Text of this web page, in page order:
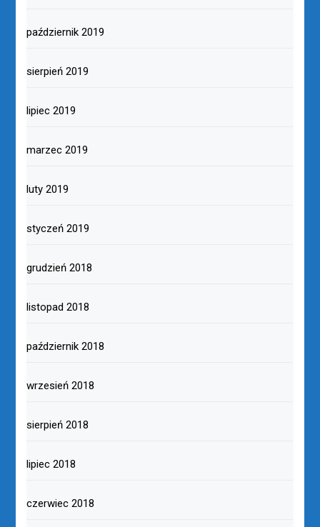
październik 2019
sierpień 2019
lipiec 2019
marzec 2019
luty 2019
styczeń 2019
grudzień 2018
listopad 2018
październik 2018
wrzesień 2018
sierpień 2018
lipiec 2018
czerwiec 2018